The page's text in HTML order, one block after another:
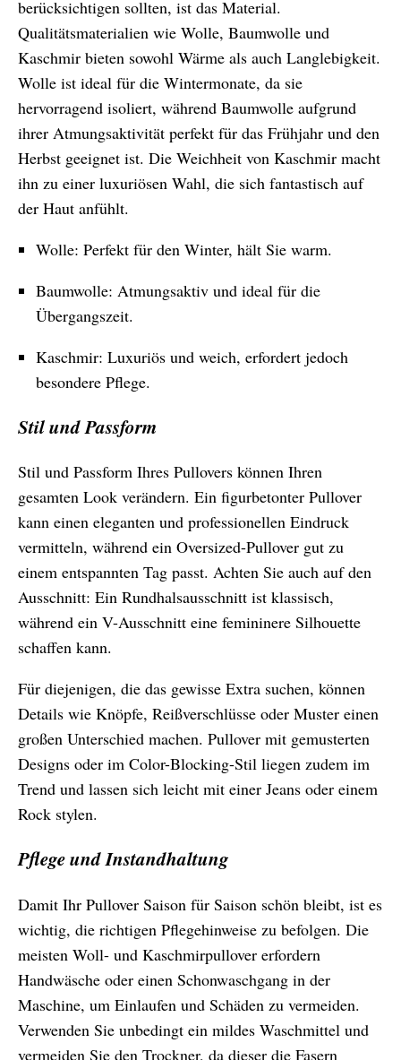
berücksichtigen sollten, ist das Material.
Qualitätsmaterialien wie Wolle, Baumwolle und
Kaschmir bieten sowohl Wärme als auch Langlebigkeit.
Wolle ist ideal für die Wintermonate, da sie
hervorragend isoliert, während Baumwolle aufgrund
ihrer Atmungsaktivität perfekt für das Frühjahr und den
Herbst geeignet ist. Die Weichheit von Kaschmir macht
ihn zu einer luxuriösen Wahl, die sich fantastisch auf
der Haut anfühlt.
Wolle: Perfekt für den Winter, hält Sie warm.
Baumwolle: Atmungsaktiv und ideal für die
Übergangszeit.
Kaschmir: Luxuriös und weich, erfordert jedoch
besondere Pflege.
Stil und Passform
Stil und Passform Ihres Pullovers können Ihren
gesamten Look verändern. Ein figurbetonter Pullover
kann einen eleganten und professionellen Eindruck
vermitteln, während ein Oversized-Pullover gut zu
einem entspannten Tag passt. Achten Sie auch auf den
Ausschnitt: Ein Rundhalsausschnitt ist klassisch,
während ein V-Ausschnitt eine femininere Silhouette
schaffen kann.
Für diejenigen, die das gewisse Extra suchen, können
Details wie Knöpfe, Reißverschlüsse oder Muster einen
großen Unterschied machen. Pullover mit gemusterten
Designs oder im Color-Blocking-Stil liegen zudem im
Trend und lassen sich leicht mit einer Jeans oder einem
Rock stylen.
Pflege und Instandhaltung
Damit Ihr Pullover Saison für Saison schön bleibt, ist es
wichtig, die richtigen Pflegehinweise zu befolgen. Die
meisten Woll- und Kaschmirpullover erfordern
Handwäsche oder einen Schonwaschgang in der
Maschine, um Einlaufen und Schäden zu vermeiden.
Verwenden Sie unbedingt ein mildes Waschmittel und
vermeiden Sie den Trockner, da dieser die Fasern